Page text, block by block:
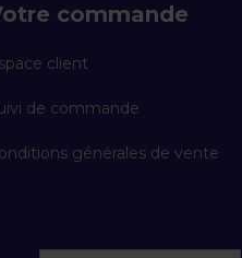
commande
client
de commande
générales de vente